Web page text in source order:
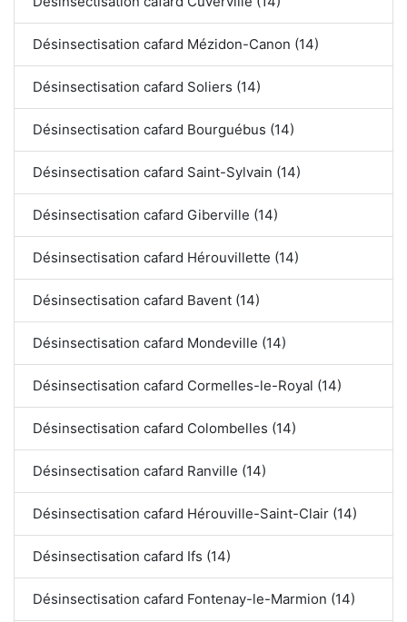
Désinsectisation cafard Mézidon-Canon (14)
Désinsectisation cafard Soliers (14)
Désinsectisation cafard Bourguébus (14)
Désinsectisation cafard Saint-Sylvain (14)
Désinsectisation cafard Giberville (14)
Désinsectisation cafard Hérouvillette (14)
Désinsectisation cafard Bavent (14)
Désinsectisation cafard Mondeville (14)
Désinsectisation cafard Cormelles-le-Royal (14)
Désinsectisation cafard Colombelles (14)
Désinsectisation cafard Ranville (14)
Désinsectisation cafard Hérouville-Saint-Clair (14)
Désinsectisation cafard Ifs (14)
Désinsectisation cafard Fontenay-le-Marmion (14)